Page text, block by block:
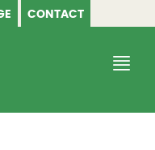
CONTACT